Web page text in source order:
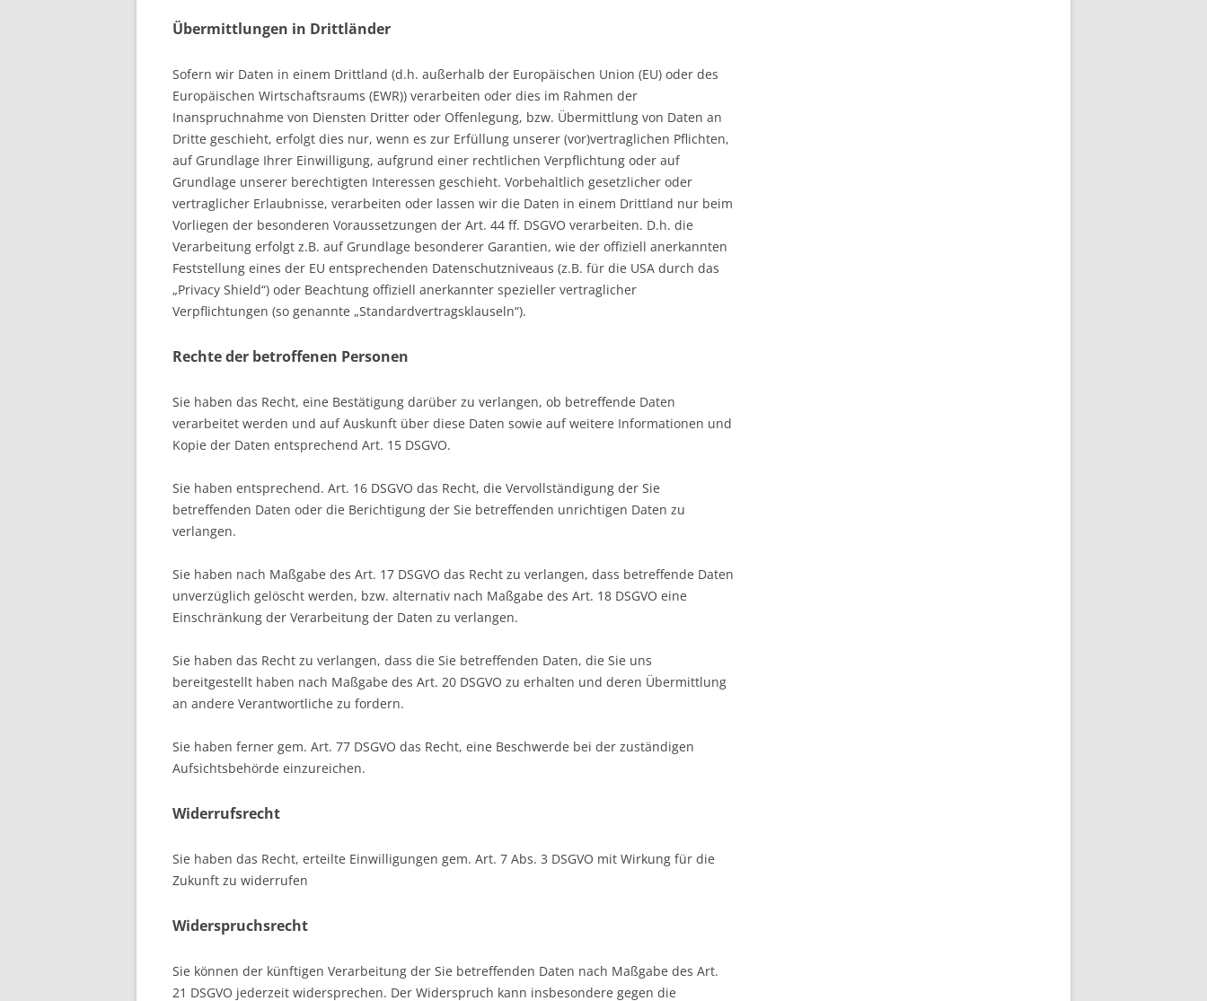
Übermittlungen in Drittländer
Sofern wir Daten in einem Drittland (d.h. außerhalb der Europäischen Union (EU) oder des
Europäischen Wirtschaftsraums (EWR)) verarbeiten oder dies im Rahmen der
Inanspruchnahme von Diensten Dritter oder Offenlegung, bzw. Übermittlung von Daten an
Dritte geschieht, erfolgt dies nur, wenn es zur Erfüllung unserer (vor)vertraglichen Pflichten,
auf Grundlage Ihrer Einwilligung, aufgrund einer rechtlichen Verpflichtung oder auf
Grundlage unserer berechtigten Interessen geschieht. Vorbehaltlich gesetzlicher oder
vertraglicher Erlaubnisse, verarbeiten oder lassen wir die Daten in einem Drittland nur beim
Vorliegen der besonderen Voraussetzungen der Art. 44 ff. DSGVO verarbeiten. D.h. die
Verarbeitung erfolgt z.B. auf Grundlage besonderer Garantien, wie der offiziell anerkannten
Feststellung eines der EU entsprechenden Datenschutzniveaus (z.B. für die USA durch das
„Privacy Shield“) oder Beachtung offiziell anerkannter spezieller vertraglicher
Verpflichtungen (so genannte „Standardvertragsklauseln“).
Rechte der betroffenen Personen
Sie haben das Recht, eine Bestätigung darüber zu verlangen, ob betreffende Daten
verarbeitet werden und auf Auskunft über diese Daten sowie auf weitere Informationen und
Kopie der Daten entsprechend Art. 15 DSGVO.
Sie haben entsprechend. Art. 16 DSGVO das Recht, die Vervollständigung der Sie
betreffenden Daten oder die Berichtigung der Sie betreffenden unrichtigen Daten zu
verlangen.
Sie haben nach Maßgabe des Art. 17 DSGVO das Recht zu verlangen, dass betreffende Daten
unverzüglich gelöscht werden, bzw. alternativ nach Maßgabe des Art. 18 DSGVO eine
Einschränkung der Verarbeitung der Daten zu verlangen.
Sie haben das Recht zu verlangen, dass die Sie betreffenden Daten, die Sie uns
bereitgestellt haben nach Maßgabe des Art. 20 DSGVO zu erhalten und deren Übermittlung
an andere Verantwortliche zu fordern.
Sie haben ferner gem. Art. 77 DSGVO das Recht, eine Beschwerde bei der zuständigen
Aufsichtsbehörde einzureichen.
Widerrufsrecht
Sie haben das Recht, erteilte Einwilligungen gem. Art. 7 Abs. 3 DSGVO mit Wirkung für die
Zukunft zu widerrufen
Widerspruchsrecht
Sie können der künftigen Verarbeitung der Sie betreffenden Daten nach Maßgabe des Art.
21 DSGVO jederzeit widersprechen. Der Widerspruch kann insbesondere gegen die